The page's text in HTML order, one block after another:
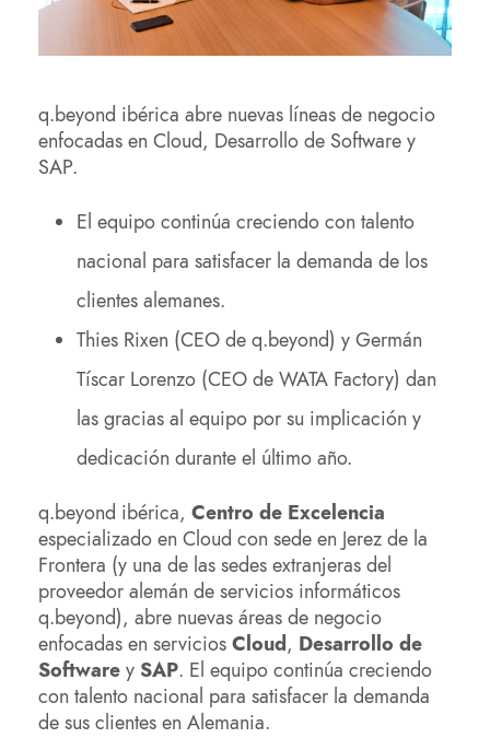
q.beyond ibérica abre nuevas líneas de negocio
enfocadas en Cloud, Desarrollo de Software y
SAP.
El equipo continúa creciendo con talento
nacional para satisfacer la demanda de los
clientes alemanes.
Thies Rixen (CEO de q.beyond) y Germán
Tíscar Lorenzo (CEO de WATA Factory) dan
las gracias al equipo por su implicación y
dedicación durante el último año.
q.beyond ibérica, Centro de Excelencia
especializado en Cloud con sede en Jerez de la
Frontera (y una de las sedes extranjeras del
proveedor alemán de servicios informáticos
q.beyond), abre nuevas áreas de negocio
enfocadas en servicios Cloud, Desarrollo de
Software y SAP. El equipo continúa creciendo
con talento nacional para satisfacer la demanda
de sus clientes en Alemania.